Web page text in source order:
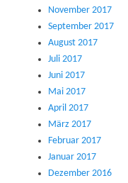
November 2017
September 2017
August 2017
Juli 2017
Juni 2017
Mai 2017
April 2017
März 2017
Februar 2017
Januar 2017
Dezember 2016